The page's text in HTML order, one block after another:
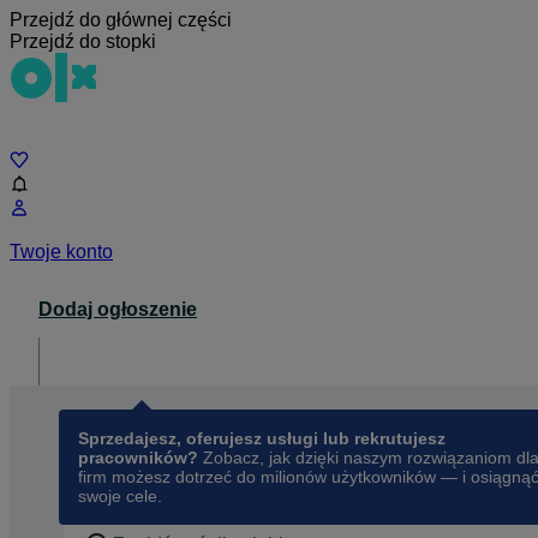
Przejdź do głównej części
Przejdź do stopki
Twoje konto
Dodaj ogłoszenie
Sprzedajesz, oferujesz usługi lub rekrutujesz
pracowników? Zobacz, jak dzięki naszym rozwiązaniom dla
firm możesz dotrzeć do milionów użytkowników — i osiągnąć
swoje cele.